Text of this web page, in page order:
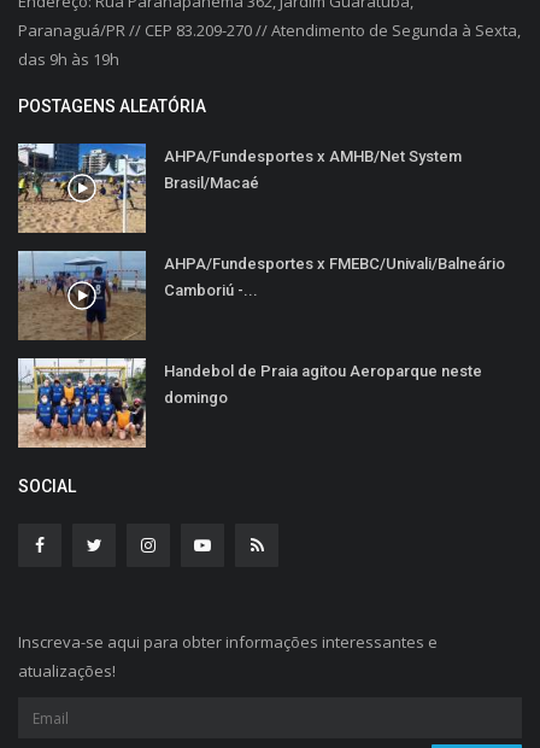
Paranaguá/PR // CEP 83.209-270 // Atendimento de Segunda à Sexta,
das 9h às 19h
POSTAGENS ALEATÓRIA
AHPA/Fundesportes x AMHB/Net System
Brasil/Macaé
AHPA/Fundesportes x FMEBC/Univali/Balneário
Camboriú -...
Handebol de Praia agitou Aeroparque neste
domingo
SOCIAL
Inscreva-se aqui para obter informações interessantes e
atualizações!